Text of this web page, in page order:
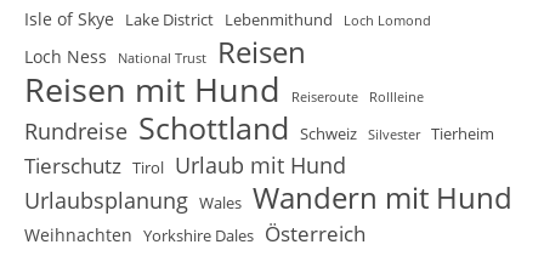
Isle of Skye Lake District Lebenmithund Loch Lomond
Loch Ness National Trust Reisen
Reisen mit Hund Reiseroute Rollleine
Rundreise Schottland Schweiz Silvester Tierheim
Tierschutz Tirol Urlaub mit Hund
Urlaubsplanung Wales Wandern mit Hund
Weihnachten Yorkshire Dales Österreich